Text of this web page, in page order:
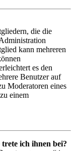
die die
kann mehreren
es den
Benutzer auf
Moderatoren eines
einem
ich ihnen bei?